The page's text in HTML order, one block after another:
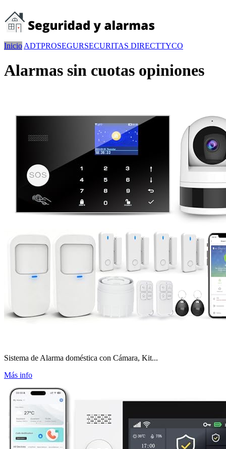
Inicio ADTPROSEGURSECURITAS DIRECTTYCO
Alarmas sin cuotas opiniones
Sistema de Alarma doméstica con Cámara, Kit...
Más info